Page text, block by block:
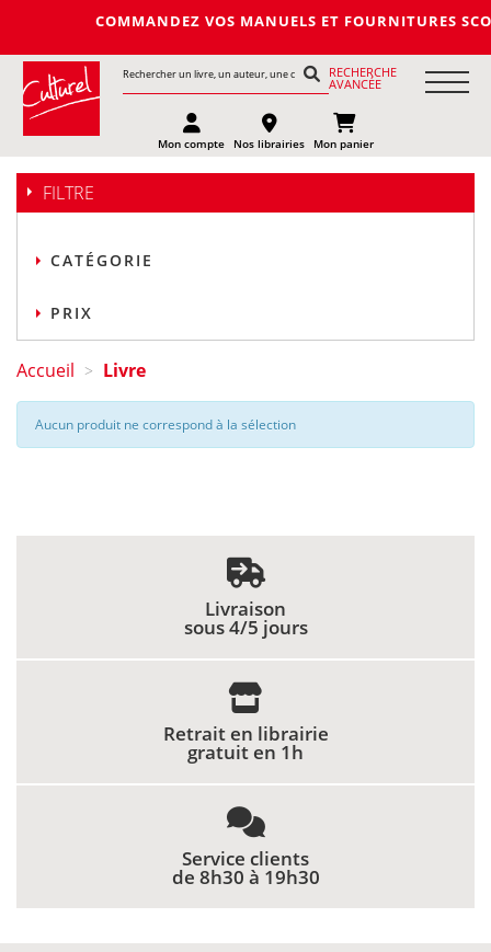
COMMANDEZ VOS MANUELS ET
RECHERCHE
AVANCÉE
Mon compte Nos librairies Mon panier
FILTRE
CATÉGORIE
PRIX
Accueil > Livre
Aucun produit ne correspond à la sélection
Livraison
sous 4/5 jours
Retrait en librairie
gratuit en 1h
Service clients
de 8h30 à 19h30